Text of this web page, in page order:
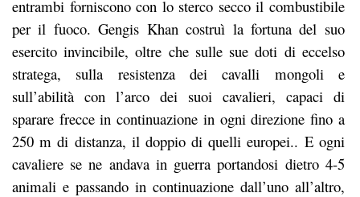
entrambi forniscono con lo sterco secco il combustibile
per il fuoco. Gengis Khan costruì la fortuna del suo
esercito invincibile, oltre che sulle sue doti di eccelso
stratega, sulla resistenza dei cavalli mongoli e
sull’abilità con l’arco dei suoi cavalieri, capaci di
sparare frecce in continuazione in ogni direzione fino a
250 m di distanza, il doppio di quelli europei.. E ogni
cavaliere se ne andava in guerra portandosi dietro 4-5
animali e passando in continuazione dall’uno all’altro,